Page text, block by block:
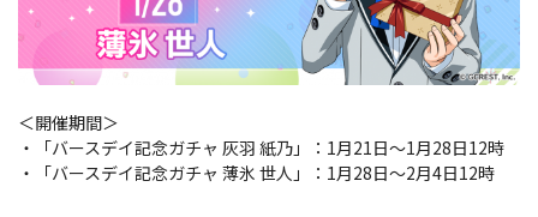
＜開催期間＞
・「バースデイ記念ガチャ 灰羽 紙乃」：1月21日～1月28日12時
・「バースデイ記念ガチャ 薄氷 世人」：1月28日～2月4日12時